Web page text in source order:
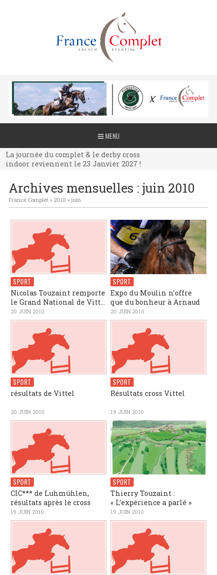
MENU
La journée du complet & le derby cross
indoor reviennent le 23 Janvier 2027 !
La journée du complet & le derby cross
indoor reviennent le 23 Janvier 2027 !
indoor reviennent le 23 Janvier 2027 !
Archives mensuelles : juin 2010
France Complet» 2010 » juin
SPORT
Nicolas Touzaint remporte
le Grand National de Vitt...
20 JUIN 2010
SPORT
Expo du Moulin n’offre
que du bonheur à Arnaud
20 JUIN 2010
SPORT
résultats de Vittel
20 JUIN 2010
SPORT
Résultats cross Vittel
19 JUIN 2010
SPORT
CIC*** de Luhmühlen,
résultats après le cross
19 JUIN 2010
SPORT
Thierry Touzaint :
« L’expérience a parlé »
19 JUIN 2010